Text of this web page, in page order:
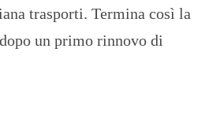
trasporti. Termina così la
un primo rinnovo di